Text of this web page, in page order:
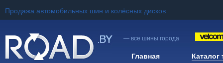
Продажа автомобильных шин и колёсных дисков
— все шины города
Главная Каталог